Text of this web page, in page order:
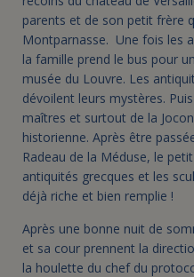
parents et de son petit frère
Montparnasse. Une fois les
la famille prend le bus pour
musée du Louvre. Les
dévoilent leurs mystères.
maîtres et surtout de la
historienne. Après être
Radeau de la Méduse, le
antiquités grecques et les
déjà riche et bien remplie !
Après une bonne nuit de
et sa cour prennent la
la houlette du chef du